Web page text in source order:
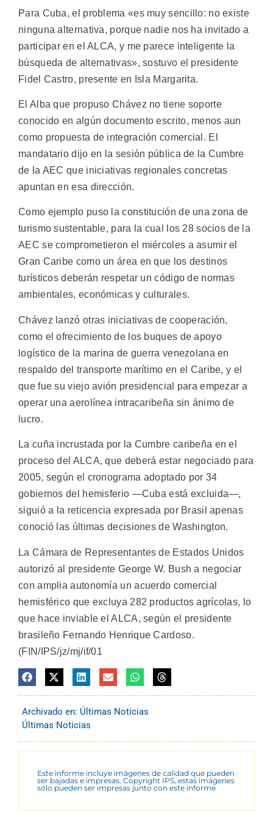
Para Cuba, el problema «es muy sencillo: no existe
ninguna alternativa, porque nadie nos ha invitado a
participar en el ALCA, y me parece inteligente la
búsqueda de alternativas», sostuvo el presidente
Fidel Castro, presente en Isla Margarita.
El Alba que propuso Chávez no tiene soporte
conocido en algún documento escrito, menos aun
como propuesta de integración comercial. El
mandatario dijo en la sesión pública de la Cumbre
de la AEC que iniciativas regionales concretas
apuntan en esa dirección.
Como ejemplo puso la constitución de una zona de
turismo sustentable, para la cual los 28 socios de la
AEC se comprometieron el miércoles a asumir el
Gran Caribe como un área en que los destinos
turísticos deberán respetar un código de normas
ambientales, económicas y culturales.
Chávez lanzó otras iniciativas de cooperación,
como el ofrecimiento de los buques de apoyo
logístico de la marina de guerra venezolana en
respaldo del transporte marítimo en el Caribe, y el
que fue su viejo avión presidencial para empezar a
operar una aerolínea intracaribeña sin ánimo de
lucro.
La cuña incrustada por la Cumbre caribeña en el
proceso del ALCA, que deberá estar negociado para
2005, según el cronograma adoptado por 34
gobiernos del hemisferio —Cuba está excluida—,
siguió a la reticencia expresada por Brasil apenas
conoció las últimas decisiones de Washington.
La Cámara de Representantes de Estados Unidos
autorizó al presidente George W. Bush a negociar
con amplia autonomía un acuerdo comercial
hemisférico que excluya 282 productos agrícolas, lo
que hace inviable el ALCA, según el presidente
brasileño Fernando Henrique Cardoso.
(FIN/IPS/jz/mj/if/01
Archivado en: Últimas Noticias
Últimas Noticias
Este informe incluye imágenes de calidad que pueden
ser bajadas e impresas. Copyright IPS, estas imágenes
sólo pueden ser impresas junto con este informe